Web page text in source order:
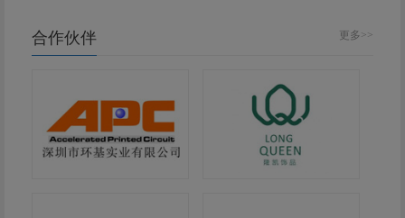
更多>>
合作伙伴